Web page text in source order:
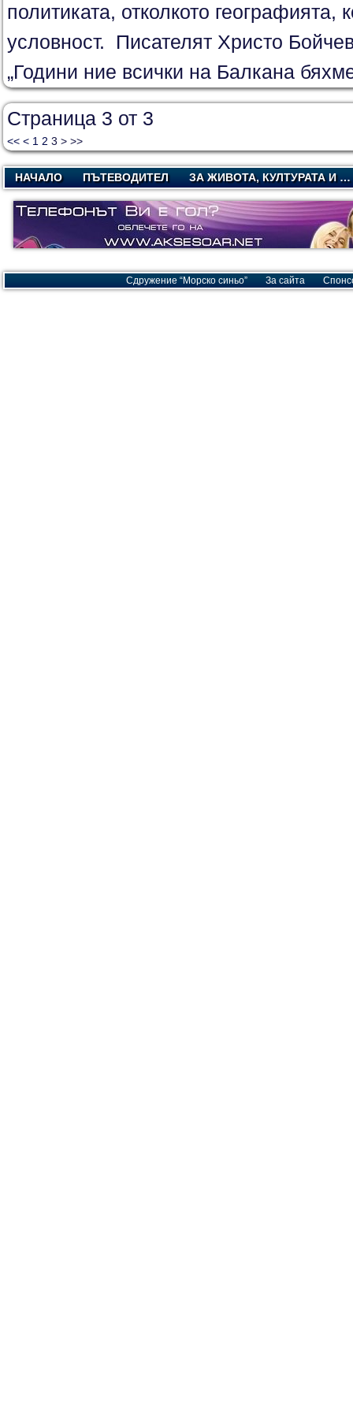
политиката, отколкото географията,
условност. Писателят Христо
„Години ние всички на Балкана
Страница 3 от 3
<< < 1 2 3 > >>
НАЧАЛО ПЪТЕВОДИТЕЛ ЗА ЖИВОТА, КУЛТУРАТА И …
Сдружение “Морско синьо” За сайта